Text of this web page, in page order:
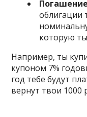
облигации
которую
Например, ты
купоном 7%
год тебе будут
вернут твои 1000